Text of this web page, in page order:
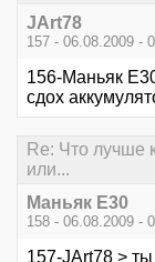
JArt78
157 - 06.08.2009 -
156-Маньяк
сдох
Re: Что лучше
или...
Маньяк E30
158 - 06.08.2009 -
157-JArt78 >